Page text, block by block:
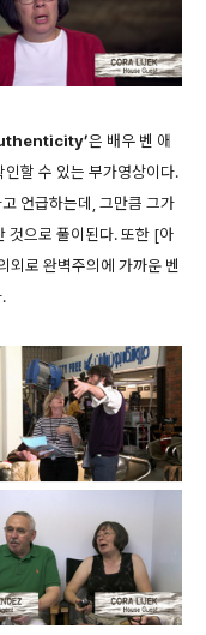
은 배우 벤 애
할 수 있는 부가영상이다.
언급하는데, 그만큼 그가
것으로 풀이된다. 또한 [아
외로 완벽주의에 가까운 벤